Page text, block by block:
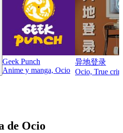
Geek Punch
Anime y manga, Ocio
异地登录
Ocio, True
de Ocio